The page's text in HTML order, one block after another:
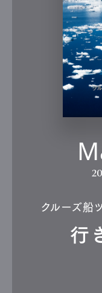
クルーズ船
行